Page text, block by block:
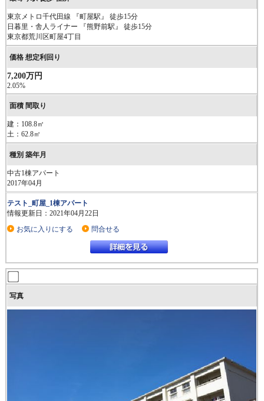
東京メトロ千代田線 『町屋駅』 徒歩15分
日暮里・舎人ライナー 『熊野前駅』 徒歩15分
東京都荒川区町屋4丁目
7,200万円
2.05%
建：108.8㎡
土：62.8㎡
中古1棟アパート
2017年04月
テスト_町屋_1棟アパート
情報更新日：2021年04月22日
お気に入りにする
問合せる